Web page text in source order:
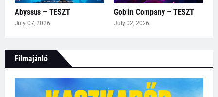
Abyssus – TESZT
July 07, 2026
Goblin Company – TESZT
July 02, 2026
Filmajánló